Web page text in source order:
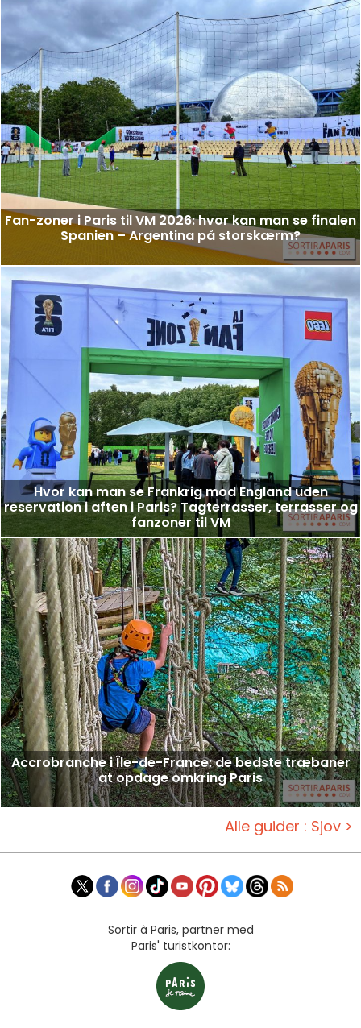
Fan-zoner i Paris til VM 2026: hvor kan man se finalen
Spanien – Argentina på storskærm?
Hvor kan man se Frankrig mod England uden
reservation i aften i Paris? Tagterrasser, terrasser og
fanzoner til VM
Accrobranche i Île-de-France: de bedste træbaner
at opdage omkring Paris
Alle guider : Sjov >
Sortir à Paris, partner med
Paris' turistkontor: